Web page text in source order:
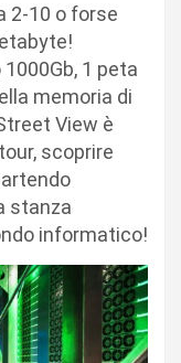
2-10 o forse
1 peta
memoria di
View è
scoprire
stanza
informatico!